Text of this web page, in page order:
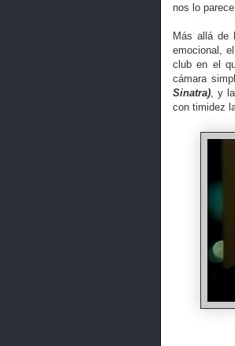
nos lo
Más allá de
emocional,
club en el
cámara
Sinatra) , y
con timidez